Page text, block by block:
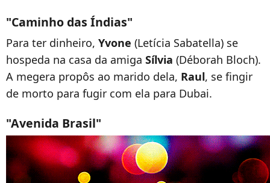
"Caminho das Índias"
Para ter dinheiro, Yvone (Letícia Sabatella) se
hospeda na casa da amiga Sílvia (Déborah Bloch).
A megera propôs ao marido dela, Raul, se fingir
de morto para fugir com ela para Dubai.
"Avenida Brasil"